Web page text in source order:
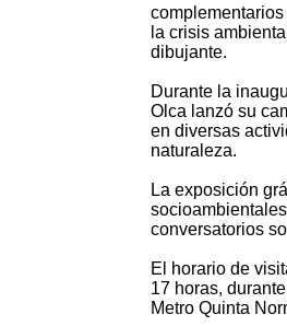
la crisis
dibujante.
Durante la
Olca lanzó su
en diversas
naturaleza.
La exposición
conversatorios
El horario de
17 horas,
Metro Quinta